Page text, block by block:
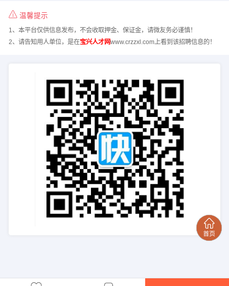
温馨提示
1、本平台仅供信息发布，不会收取押金、保证金，请微友务必谨慎！
2、请告知用人单位，是在宝兴人才网www.crzzxl.com上看到该招聘信息的！